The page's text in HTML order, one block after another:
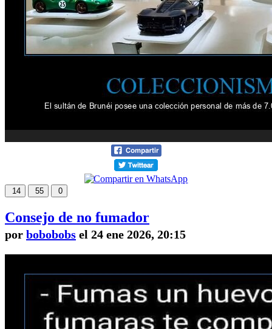
14 55 0
Consejo de no fumador
por bobobobs el 24 ene 2026, 20:15